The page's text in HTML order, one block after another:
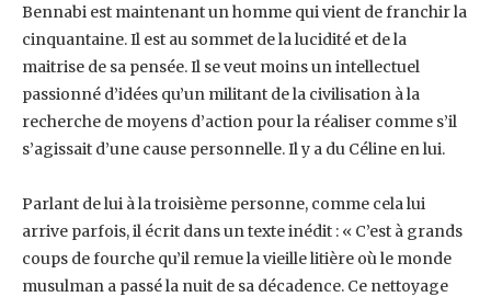
Bennabi est maintenant un homme qui vient de franchir la
cinquantaine. Il est au sommet de la ‎lucidité et de la
maitrise de sa pensée. Il se veut moins un intellectuel
passionné d’idées qu’un ‎militant de la civilisation à la
recherche de moyens d’action pour la réaliser comme s’il
‎s’agissait d’une cause personnelle. Il y a du Céline en lui.
Parlant de lui à la troisième personne, comme cela lui
arrive parfois, il écrit dans un texte ‎inédit : « C’est à grands
coups de fourche qu’il remue la vieille litière où le monde
musulman a ‎passé la nuit de sa décadence. Ce nettoyage